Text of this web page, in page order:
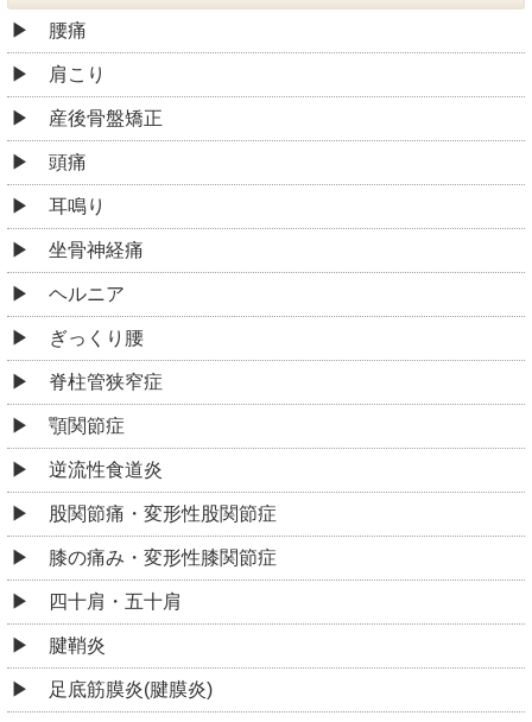
腰痛
肩こり
産後骨盤矯正
頭痛
耳鳴り
坐骨神経痛
ヘルニア
ぎっくり腰
脊柱管狭窄症
顎関節症
逆流性食道炎
股関節痛・変形性股関節症
膝の痛み・変形性膝関節症
四十肩・五十肩
腱鞘炎
足底筋膜炎(腱膜炎)